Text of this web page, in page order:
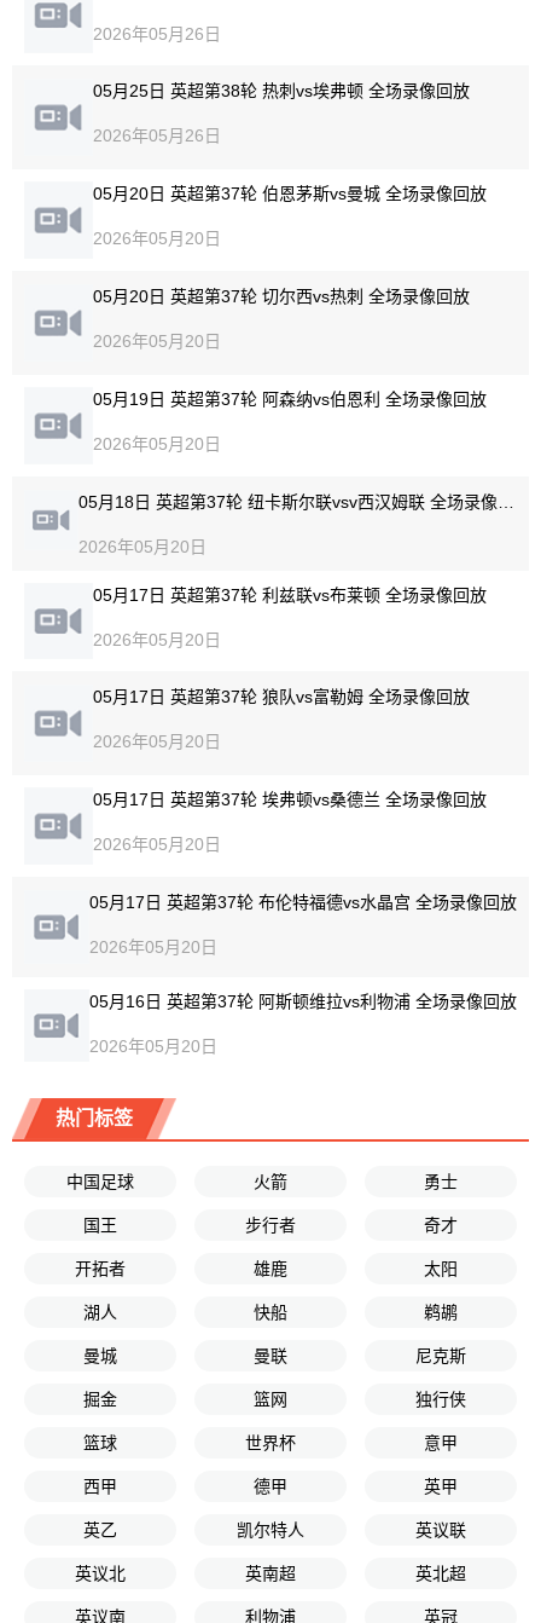
2026年05月26日
05月25日 英超第38轮 热刺vs埃弗顿 全场录像回放
2026年05月26日
05月20日 英超第37轮 伯恩茅斯vs曼城 全场录像回放
2026年05月20日
05月20日 英超第37轮 切尔西vs热刺 全场录像回放
2026年05月20日
05月19日 英超第37轮 阿森纳vs伯恩利 全场录像回放
2026年05月20日
2026年05月20日
05月17日 英超第37轮 利兹联vs布莱顿 全场录像回放
2026年05月20日
05月17日 英超第37轮 狼队vs富勒姆 全场录像回放
2026年05月20日
05月17日 英超第37轮 埃弗顿vs桑德兰 全场录像回放
2026年05月20日
05月17日 英超第37轮 布伦特福德vs水晶宫 全场录像回放
2026年05月20日
05月16日 英超第37轮 阿斯顿维拉vs利物浦 全场录像回放
2026年05月20日
热门标签
中国足球 火箭 勇士
国王 步行者 奇才
开拓者 雄鹿 太阳
湖人 快船 鹈鹕
曼城 曼联 尼克斯
掘金 篮网 独行侠
篮球 世界杯 意甲
西甲 德甲 英甲
英乙 凯尔特人 英议联
英议北 英南超 英北超
英议南 利物浦 英冠